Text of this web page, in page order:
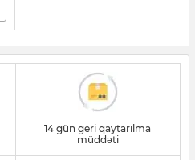
14 gün geri qaytarılma
müddəti